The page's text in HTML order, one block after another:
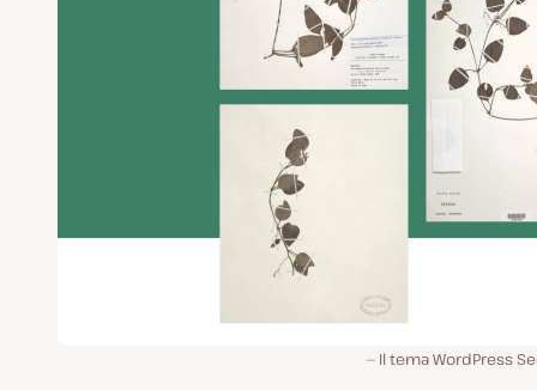
Il tema WordPress